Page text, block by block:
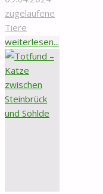
zugelaufene
Tiere
weiterlesen...